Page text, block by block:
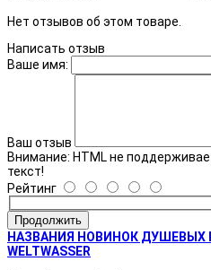
Нет отзывов об этом товаре.
Написать отзыв
Ваше имя:
Ваш отзыв
Внимание: HTML не
текст!
Рейтинг
Продолжить
НАЗВАНИЯ НОВИНОК ДУШЕВЫХ
WELTWASSER